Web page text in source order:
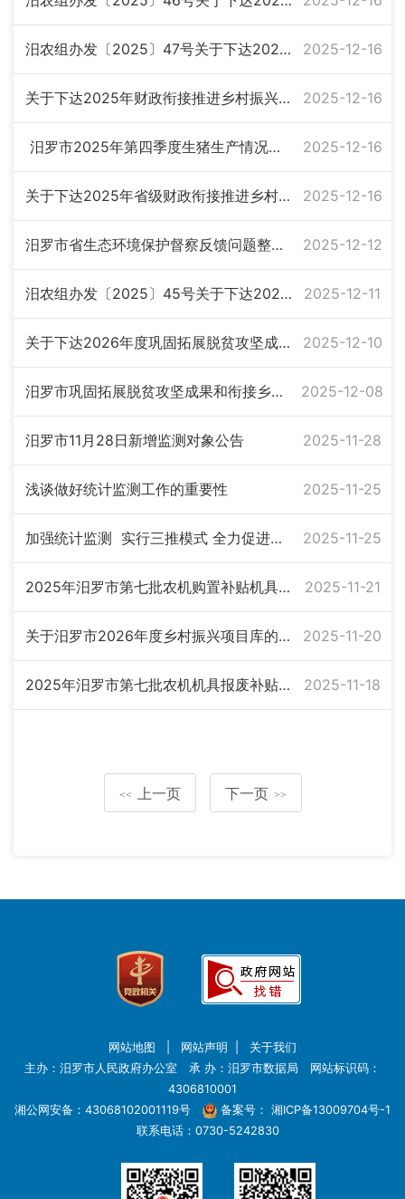
汨农组办发〔2025〕47号关于下达2025年中央财政衔接推进乡村振兴补助资金（绿色食品申请认证及续展奖补资金）项目计划的通知 2025-12-16
关于下达2025年财政衔接推进乡村振兴补助资金（基础设施建设）项目计划的通知 2025-12-16
汨罗市2025年第四季度生猪生产情况分析 2025-12-16
关于下达2025年省级财政衔接推进乡村振兴补助资金（省级蔬菜产业集群）项目计划的通知 2025-12-16
汨罗市省生态环境保护督察反馈问题整改验收销号登记表 2025-12-12
汨农组办发〔2025〕45号关于下达2025年乡村车间物流、一次性场地补贴的通知 2025-12-11
关于下达2026年度巩固拓展脱贫攻坚成果和乡村振兴项目计划的通知 2025-12-10
汨罗市巩固拓展脱贫攻坚成果和衔接乡村振兴项目计划完成情况公告 2025-12-08
汨罗市11月28日新增监测对象公告 2025-11-28
浅谈做好统计监测工作的重要性 2025-11-25
加强统计监测 实行三推模式 全力促进生猪产业稳步发展 2025-11-25
2025年汨罗市第七批农机购置补贴机具结算明细公示表 2025-11-21
关于汨罗市2026年度乡村振兴项目库的批复 2025-11-20
2025年汨罗市第七批农机机具报废补贴结算明细公示表 2025-11-18
<< 上一页 下一页 >>
网站地图 网站声明
关于我们
主办：汨罗市人民政府办公室 承 办：汨罗市数据局 网站标识码：
4306810001
湘公网安备：43068102001119号
备案号： 湘ICP备13009704号-1
联系电话：0730-5242830